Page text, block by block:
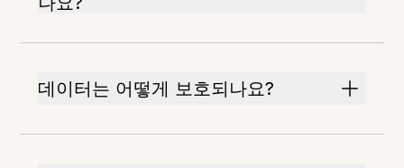
데이터는 어떻게 보호되나요?